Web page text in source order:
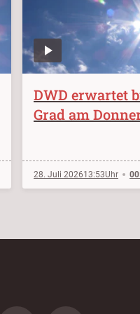
DWD erwartet
Grad am
28. Juli 202613:53